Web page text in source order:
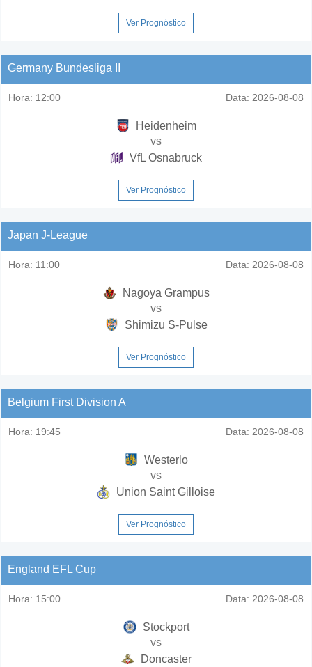
Ver Prognóstico
Germany Bundesliga II
Hora: 12:00 Data: 2026-08-08
Heidenheim
vs
VfL Osnabruck
Ver Prognóstico
Japan J-League
Hora: 11:00 Data: 2026-08-08
Nagoya Grampus
vs
Shimizu S-Pulse
Ver Prognóstico
Belgium First Division A
Hora: 19:45 Data: 2026-08-08
Westerlo
vs
Union Saint Gilloise
Ver Prognóstico
England EFL Cup
Hora: 15:00 Data: 2026-08-08
Stockport
vs
Doncaster